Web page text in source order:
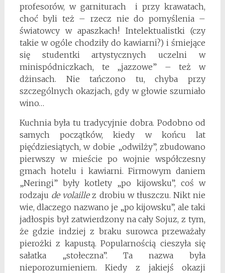
profesorów, w garniturach i przy krawatach,
choć byli też – rzecz nie do pomyślenia –
światowcy w apaszkach! Intelektualistki (czy
takie w ogóle chodziły do kawiarni?) i śmiejące
się studentki artystycznych uczelni w
minispódniczkach, te „jazzowe” – też w
dżinsach. Nie tańczono tu, chyba przy
szczególnych okazjach, gdy w głowie szumiało
wino…
Kuchnia była tu tradycyjnie dobra. Podobno od
samych początków, kiedy w końcu lat
pięćdziesiątych, w dobie „odwilży”, zbudowano
pierwszy w mieście po wojnie współczesny
gmach hotelu i kawiarni. Firmowym daniem
„Neringi” były kotlety „po kijowsku”, coś w
rodzaju de volaillez drobiu w tłuszczu. Nikt nie
wie, dlaczego nazwano je „po kijowsku”, ale taki
jadłospis był zatwierdzony na cały Sojuz, z tym,
że gdzie indziej z braku surowca przeważały
pierożki z kapustą. Popularnością cieszyła się
sałatka „stołeczna”. Ta nazwa była
nieporozumieniem. Kiedy z jakiejś okazji